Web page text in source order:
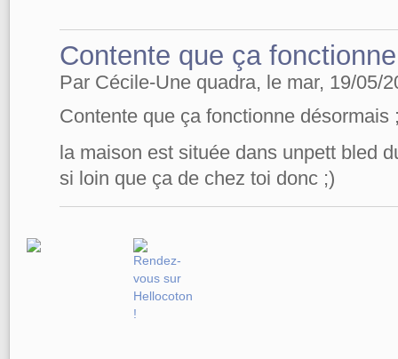
Contente que ça fonctionne
Par Cécile-Une quadra, le mar, 19/05/
Contente que ça fonctionne désormais
la maison est située dans unpett bled
si loin que ça de chez toi donc ;)